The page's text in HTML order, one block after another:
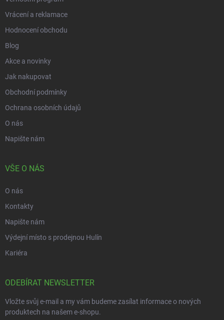
Vrácení a reklamace
Hodnocení obchodu
Blog
Akce a novinky
Jak nakupovat
Obchodní podmínky
Ochrana osobních údajů
O nás
Napište nám
VŠE O NÁS
O nás
Kontakty
Napište nám
Výdejní místo s prodejnou Hulín
Kariéra
ODEBÍRAT NEWSLETTER
Vložte svůj e-mail a my vám budeme zasílat informace o nových
produktech na našem e-shopu.